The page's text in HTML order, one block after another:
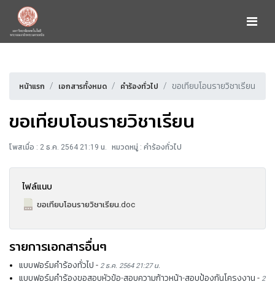
หน้าแรก เอกสารทั้งหมด คำร้องทั่วไป ขอเทียบโอนรายวิชาเรียน
ขอเทียบโอนรายวิชาเรียน
โพสเมื่อ : 2 ธ.ค. 2564 21:19 น. หมวดหมู่ : คำร้องทั่วไป
ไฟล์แนบ
ขอเทียบโอนรายวิชาเรียน.doc
รายการเอกสารอื่นๆ
แบบฟอร์มคำร้องทั่วไป - 2 ธ.ค. 2564 21:27 น.
แบบฟอร์มคำร้องขอสอบหัวข้อ-สอบความก้าวหน้า-สอบป้องกันโครงงาน - 2